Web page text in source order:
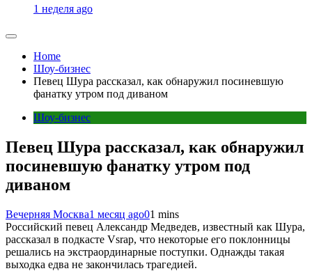
1 неделя ago
Home
Шоу-бизнес
Певец Шура рассказал, как обнаружил посиневшую
фанатку утром под диваном
Шоу-бизнес
Певец Шура рассказал, как обнаружил
посиневшую фанатку утром под
диваном
Вечерняя Москва1 месяц ago01 mins
Российский певец Александр Медведев, известный как Шура,
рассказал в подкасте Vsrap, что некоторые его поклонницы
решались на экстраординарные поступки. Однажды такая
выходка едва не закончилась трагедией.